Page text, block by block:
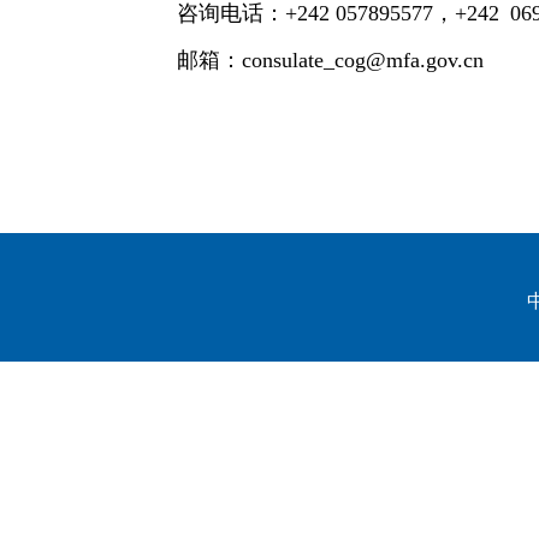
咨询电话：+242 057895577，+242
邮箱：consulate_cog@mfa.gov.cn